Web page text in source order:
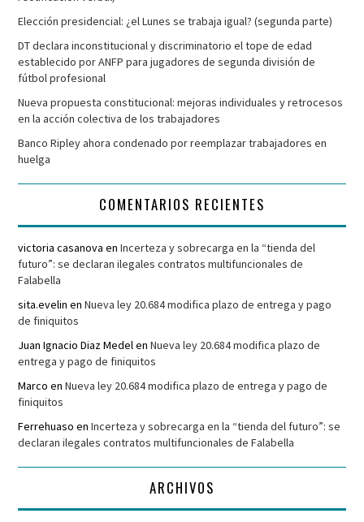
Elección presidencial: ¿el Lunes se trabaja igual? (segunda parte)
DT declara inconstitucional y discriminatorio el tope de edad
establecido por ANFP para jugadores de segunda división de
fútbol profesional
Nueva propuesta constitucional: mejoras individuales y retrocesos
en la acción colectiva de los trabajadores
Banco Ripley ahora condenado por reemplazar trabajadores en
huelga
COMENTARIOS RECIENTES
victoria casanova enIncerteza y sobrecarga en la “tienda del
futuro”: se declaran ilegales contratos multifuncionales de
Falabella
sita.evelin enNueva ley 20.684 modifica plazo de entrega y pago
de finiquitos
Juan Ignacio Diaz MedelenNueva ley 20.684 modifica plazo de
entrega y pago de finiquitos
Marco enNueva ley 20.684 modifica plazo de entrega y pago de
finiquitos
Ferrehuaso enIncerteza y sobrecarga en la “tienda del futuro”: se
declaran ilegales contratos multifuncionales de Falabella
ARCHIVOS